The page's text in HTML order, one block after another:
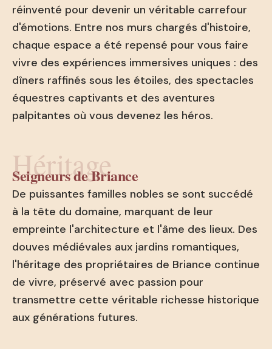
réinventé pour devenir un véritable carrefour
d'émotions. Entre nos murs chargés d'histoire,
chaque espace a été repensé pour vous faire
vivre des expériences immersives uniques : des
dîners raffinés sous les étoiles, des spectacles
équestres captivants et des aventures
palpitantes où vous devenez les héros.
Héritage
Seigneurs de Briance
De puissantes familles nobles se sont succédé
à la tête du domaine, marquant de leur
empreinte l'architecture et l'âme des lieux. Des
douves médiévales aux jardins romantiques,
l'héritage des propriétaires de Briance continue
de vivre, préservé avec passion pour
transmettre cette véritable richesse historique
aux générations futures.